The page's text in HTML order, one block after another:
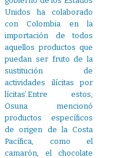
Unidos ha colaborado
con Colombia en la
importación de todos
aquellos productos que
puedan ser fruto de la
sustitución de
actividades ilícitas por
lícitas’.Entre estos,
Osuna mencionó
productos específicos
de origen de la Costa
Pacífica, como el
camarón, el chocolate